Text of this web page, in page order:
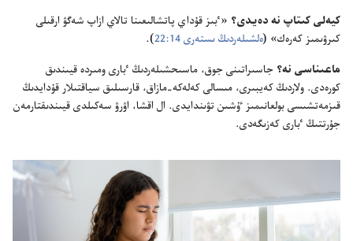
كيە‌لى كىتاپ نە دە‌يدى؟‏ «ٴ‌بىز قۇ‌داي پاتشالىعىنا تالاي ازاپ شە‌گۋ ارقىلى
كىرۋىمىز كە‌رە‌ك» (‏ە‌لشىلە‌ردىڭ ىستە‌رى 14:‏22
‏)‏.‏
ماعىناسى نە؟‏ جاسىراتىنى جوق،‏ ماسىحشىلە‌ردىڭ ٴ‌بارى ومىردە قيىندىق
كورە‌دى.‏ ولاردىڭ كە‌يبىرى،‏ مىسالى كە‌لە‌كە-‏مازاق،‏ قارسىلىق سياقتىلار قۇ‌دايدىڭ
قىزمە‌تشىسى بولعانىمىز ٷشىن تۋىندايدى.‏ ال اقشا،‏ اۋرۋ سە‌كىلدى قيىندىقتارمە‌ن
جۇ‌رتتىڭ ٴ‌بارى كە‌زىگە‌دى.‏